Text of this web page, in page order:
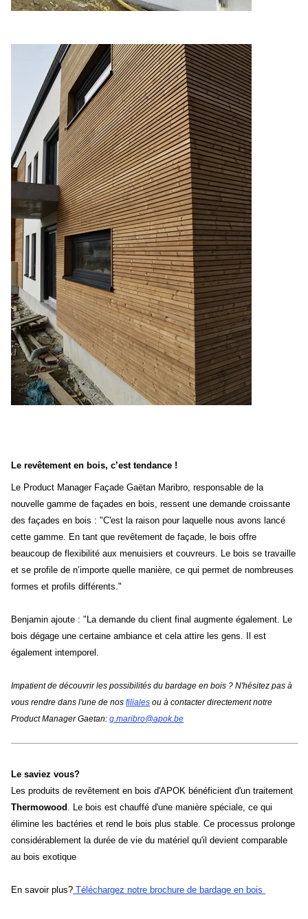
Le revêtement en bois, c’est tendance !
Le Product Manager Façade Gaëtan Maribro, responsable de la
nouvelle gamme de façades en bois, ressent une demande croissante
des façades en bois :
C'est la raison pour laquelle nous avons lancé
cette gamme. En tant que revêtement de façade, le bois offre
beaucoup de flexibilité aux menuisiers et couvreurs. Le bois se travaille
et se profile de n’importe quelle manière, ce qui permet de nombreuses
formes et profils différents.
Benjamin ajoute : "La demande du client final augmente également. Le
bois dégage une certaine ambiance et cela attire les gens. Il est
également intemporel.
Impatient de découvrir les possibilités du bardage en bois ? N'hésitez pas à
vous rendre dans l'une de nos filiales ou à contacter directement notre
Product Manager Gaetan: g.maribro@apok.be
Le saviez vous?
Les produits de revêtement en bois d'APOK bénéficient d'un traitement
Thermowood . Le bois est chauffé d'une manière spéciale, ce qui
élimine les bactéries et rend le bois plus stable. Ce processus prolonge
considérablement la durée de vie du matériel qu'il devient comparable
au bois exotique
En savoir plus? Téléchargez notre brochure de bardage en bois